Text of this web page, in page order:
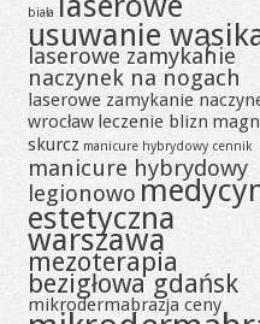
biała
usuwanie
laserowe zamykanie
naczynek na nogach
laserowe zamykanie
wrocław leczenie blizn
skurcz manicure hybrydowy cennik
manicure hybrydowy
legionowo
estetyczna
warszawa
mezoterapia
bezigłowa gdańsk
mikrodermabrazja ceny